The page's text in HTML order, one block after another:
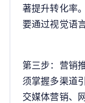
著提升转化率
要通过视觉语
第三步：营销
须掌握多渠道
交媒体营销、